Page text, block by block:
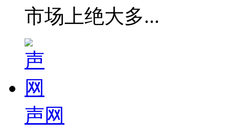
市场上绝大多...
声网